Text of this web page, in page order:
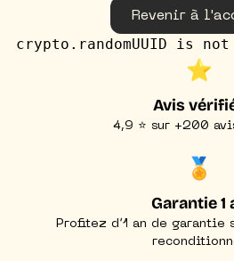
Revenir à
crypto.randomUUID is
⭐️
Avis
4,9 ⭐ sur +200
🏅
Garantie 1
Profitez d’1 an de garantie